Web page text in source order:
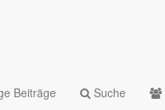
Beiträge Suche